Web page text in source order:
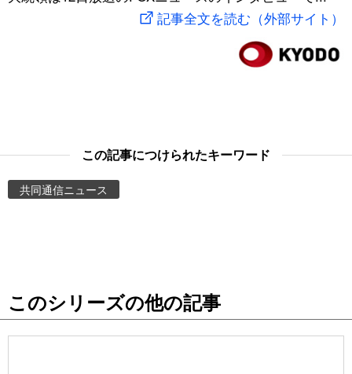
お知らせ
記事全文を読む（外部サイト）
この記事につけられたキーワード
共同通信ニュース
このシリーズの他の記事